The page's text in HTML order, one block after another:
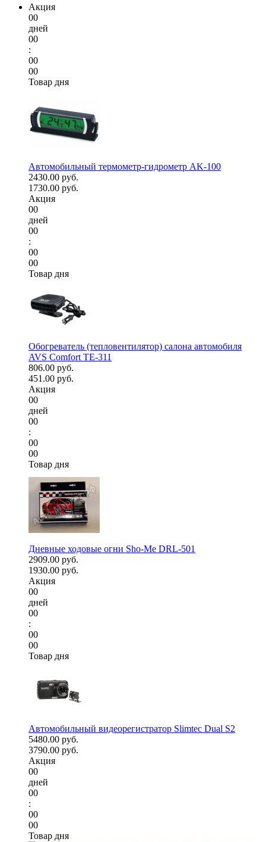
Акция
00
дней
00
:
00
00
Товар дня
Автомобильный термометр-гидрометр AK-100
2430.00 руб.
1730.00 руб.
Акция
00
дней
00
:
00
00
Товар дня
Обогреватель (тепловентилятор) салона автомобиля
AVS Comfort TE-311
806.00 руб.
451.00 руб.
Акция
00
дней
00
:
00
00
Товар дня
Дневные ходовые огни Sho-Me DRL-501
2909.00 руб.
1930.00 руб.
Акция
00
дней
00
:
00
00
Товар дня
Автомобильный видеорегистратор Slimtec Dual S2
5480.00 руб.
3790.00 руб.
Акция
00
дней
00
:
00
00
Товар дня